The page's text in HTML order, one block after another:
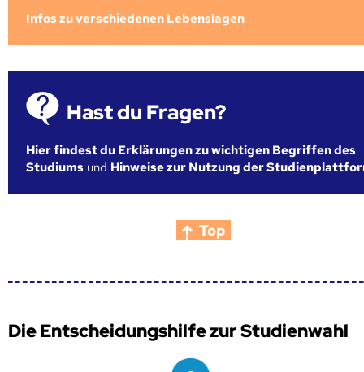
Infos zu verschiedenen Lebenslagen
Hast du Fragen?
Hier findest du Erklärungen zu wichtigen Begriffen des
Studiums und Hinweise zur Nutzung der
Top
Die Entscheidungshilfe zur Studienwahl